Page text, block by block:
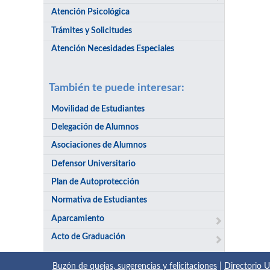
Atención Psicológica
Trámites y Solicitudes
Atención Necesidades Especiales
También te puede interesar:
Movilidad de Estudiantes
Delegación de Alumnos
Asociaciones de Alumnos
Defensor Universitario
Plan de Autoprotección
Normativa de Estudiantes
Aparcamiento
Acto de Graduación
Buzón de quejas, sugerencias y felicitaciones Directorio